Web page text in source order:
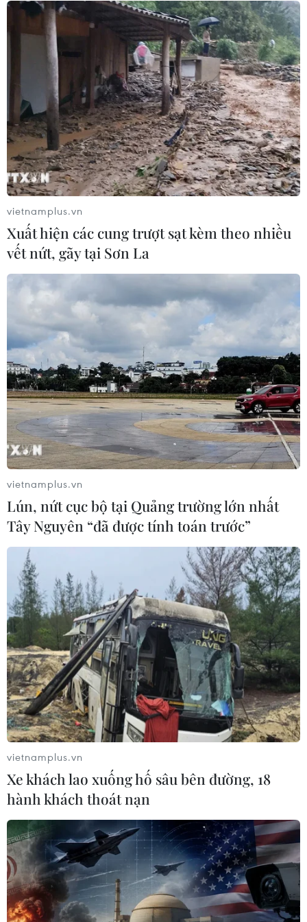
diện rộng
06/08/2026 08:36
Mở 1 cửa xả đáy hồ thủy điện Hòa
Bình vào 16 giờ ngày 6/8
06/08/2026 06:28
Quảng Trị: Mùa mưa lũ cận kề,
thường trực nỗi lo bờ sông 'nuốt' đất
06/08/2026 05:14
Mưa dông khiến hàng chục
chuyến bay tới Nội Bài không thể hạ
cánh
06/08/2026 04:37
Cảnh báo lũ quét, sạt lở đất ở 8 tỉnh
khu vực Bắc Bộ và Thanh Hóa
06/08/2026 03:47
CƠ QUAN CHỦ QUẢN: THÔNG TẤN XÃ VIỆT NAM
Tổng Biên tập: TRẦN TIẾN DUẨN
Phó Tổng Biên tập: NGUYỄN THỊ TÁM, KHÚC THANH
THỦY
Sở hữu trí tuệ
Quy định sử dụng
RSS
Hỗ trợ
Ngôn ngữ
TTXVN
Dịch vụ tin
Liên hệ
Giấy phép số: 1374/GP-BTTTT do Bộ Thông tin và Truyền thông
cấp ngày 11/9/2008.
Quảng cáo: Phó TBT Nguyễn Thị Tám: 093.5958688, Email:
tamvna@gmail.com
vietnamplus.vn
Xuất hiện các cung trượt sạt kèm theo nhiều
vết nứt, gãy tại Sơn La
vietnamplus.vn
Lún, nứt cục bộ tại Quảng trường lớn nhất
Tây Nguyên “đã được tính toán trước”
vietnamplus.vn
Xe khách lao xuống hố sâu bên đường, 18
hành khách thoát nạn